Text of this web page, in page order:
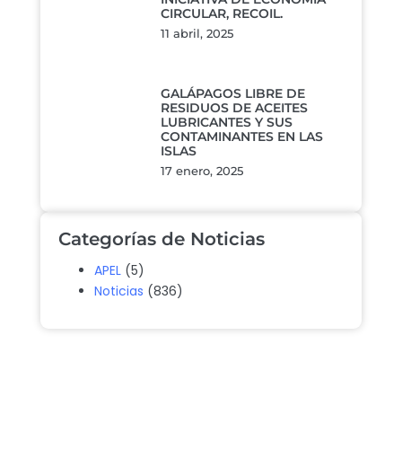
CIRCULAR, RECOIL.
11 abril, 2025
GALÁPAGOS LIBRE DE
RESIDUOS DE ACEITES
LUBRICANTES Y SUS
CONTAMINANTES EN LAS
ISLAS
17 enero, 2025
Categorías de Noticias
APEL (5)
Noticias (836)